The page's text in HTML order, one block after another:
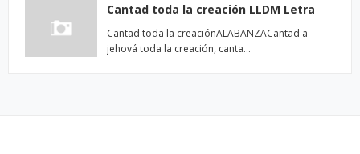
Cantad toda la creación LLDM Letra
Cantad toda la creaciónALABANZACantad a
jehová toda la creación, canta…